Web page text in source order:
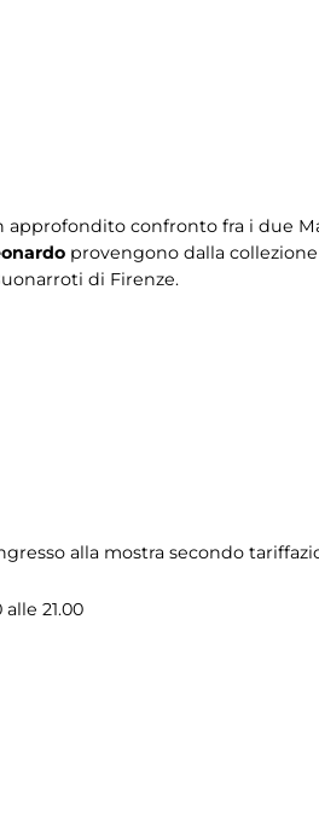
confronto fra i due
provengono dalla
di Firenze.
alla mostra secondo
21.00